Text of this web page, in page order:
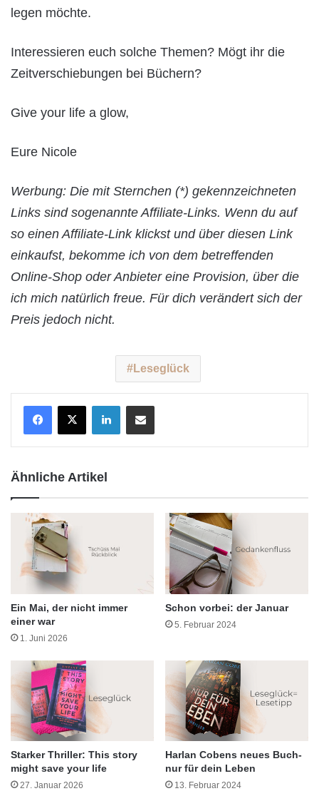
legen möchte.
Interessieren euch solche Themen? Mögt ihr die
Zeitverschiebungen bei Büchern?
Give your life a glow,
Eure Nicole
Werbung: Die mit Sternchen (*) gekennzeichneten
Links sind sogenannte Affiliate-Links. Wenn du auf
so einen Affiliate-Link klickst und über diesen Link
einkaufst, bekomme ich von dem betreffenden
Online-Shop oder Anbieter eine Provision, über die
ich mich natürlich freue. Für dich verändert sich der
Preis jedoch nicht.
Leseglück
Ähnliche Artikel
Ein Mai, der nicht immer
einer war
1. Juni 2026
Schon vorbei: der Januar
5. Februar 2024
Starker Thriller: This story
might save your life
27. Januar 2026
Harlan Cobens neues Buch-
nur für dein Leben
13. Februar 2024